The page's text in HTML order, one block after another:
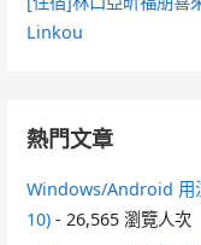
Linkou
熱門文章
Windows/Android 用
10) - 26,565 瀏覽人次